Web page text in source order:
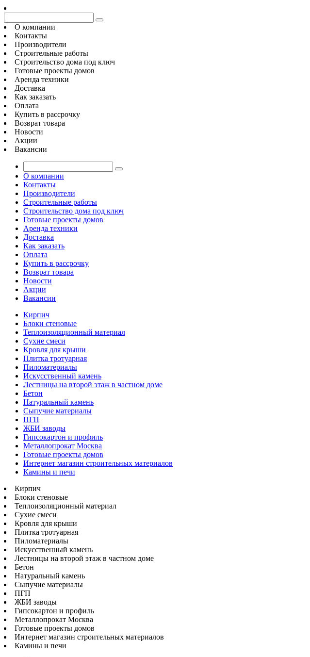
О компании
Контакты
Производители
Строительные работы
Строительство дома под ключ
Готовые проекты домов
Аренда техники
Доставка
Как заказать
Оплата
Купить в рассрочку
Возврат товара
Новости
Акции
Вакансии
О компании
Контакты
Производители
Строительные работы
Строительство дома под ключ
Готовые проекты домов
Аренда техники
Доставка
Как заказать
Оплата
Купить в рассрочку
Возврат товара
Новости
Акции
Вакансии
Кирпич
Блоки стеновые
Теплоизоляционный материал
Сухие смеси
Кровля для крыши
Плитка тротуарная
Пиломатериалы
Искусственный камень
Лестницы на второй этаж в частном доме
Бетон
Натуральный камень
Сыпучие материалы
ПГП
ЖБИ заводы
Гипсокартон и профиль
Металлопрокат Москва
Готовые проекты домов
Интернет магазин строительных материалов
Камины и печи
Кирпич
Блоки стеновые
Теплоизоляционный материал
Сухие смеси
Кровля для крыши
Плитка тротуарная
Пиломатериалы
Искусственный камень
Лестницы на второй этаж в частном доме
Бетон
Натуральный камень
Сыпучие материалы
ПГП
ЖБИ заводы
Гипсокартон и профиль
Металлопрокат Москва
Готовые проекты домов
Интернет магазин строительных материалов
Камины и печи